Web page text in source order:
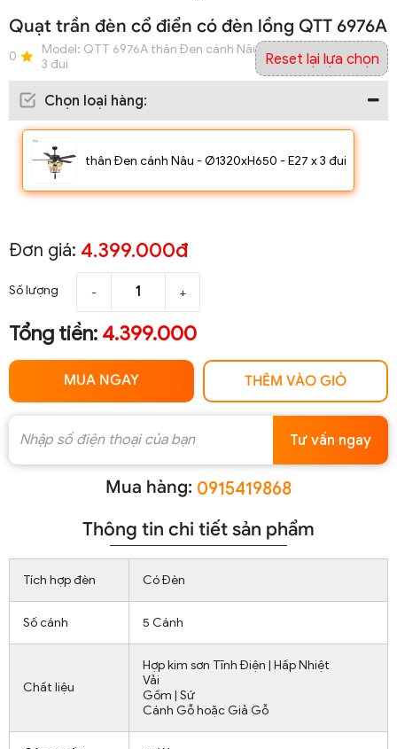
Quạt trần đèn cổ điển có đèn lồng QTT 6976A
0 Model: QTT 6976A thân Đen cánh Nâu - Ø1320xH650 - E27 x
3 đui
Chọn loại hàng:
thân Đen cánh Nâu - Ø1320xH650 - E27 x 3 đui
Reset lại lựa chọn
Đơn giá: 4.399.000đ
Số lượng - +
Tổng tiền: 4.399.000
MUA NGAY THÊM VÀO GIỎ
Tư vấn ngay
Mua hàng: 0915419868
Thông tin chi tiết sản phẩm
Tích hợp đèn Có Đèn
Số cánh 5 Cánh
Chất liệu
Hợp kim sơn Tĩnh Điện | Hấp Nhiệt
Vải
Gốm | Sứ
Cánh Gỗ hoặc Giả Gỗ